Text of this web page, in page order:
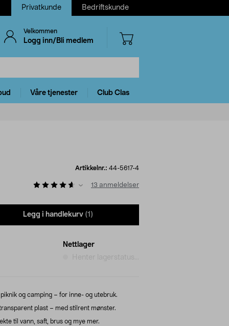
Privatkunde Bedriftskunde
Velkommen
Logg inn/Bli medlem
Våre tjenester Club Clas
Artikkelnr.: 44-5617-4
13 anmeldelser
Legg i handlekurv (1)
Nettlager
Henter lagerstatus...
og camping – for inne- og utebruk.
plast – med stilrent mønster.
til vann, saft, brus og mye mer.